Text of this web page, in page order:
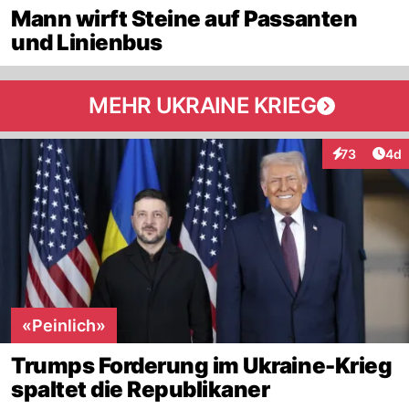
Mann wirft Steine auf Passanten
und Linienbus
MEHR UKRAINE KRIEG
73
Interaktionen
4d
«Peinlich»
Trumps Forderung im Ukraine-Krieg
spaltet die Republikaner